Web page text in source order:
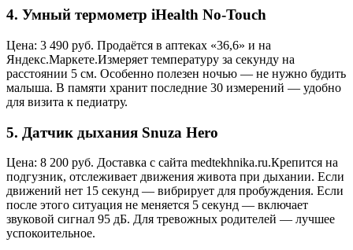
4. Умный термометр iHealth No-Touch
Цена: 3 490 руб. Продаётся в аптеках «36,6» и на
Яндекс.Маркете.Измеряет температуру за секунду на
расстоянии 5 см. Особенно полезен ночью — не нужно будить
малыша. В памяти хранит последние 30 измерений — удобно
для визита к педиатру.
5. Датчик дыхания Snuza Hero
Цена: 8 200 руб. Доставка с сайта medtekhnika.ru.Крепится на
подгузник, отслеживает движения живота при дыхании. Если
движений нет 15 секунд — вибрирует для пробуждения. Если
после этого ситуация не меняется 5 секунд — включает
звуковой сигнал 95 дБ. Для тревожных родителей — лучшее
успокоительное.